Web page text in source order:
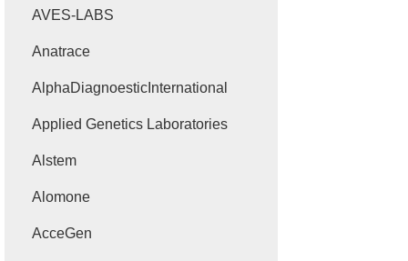
AVES-LABS
Anatrace
AlphaDiagnoesticInternational
Applied Genetics Laboratories
Alstem
Alomone
AcceGen